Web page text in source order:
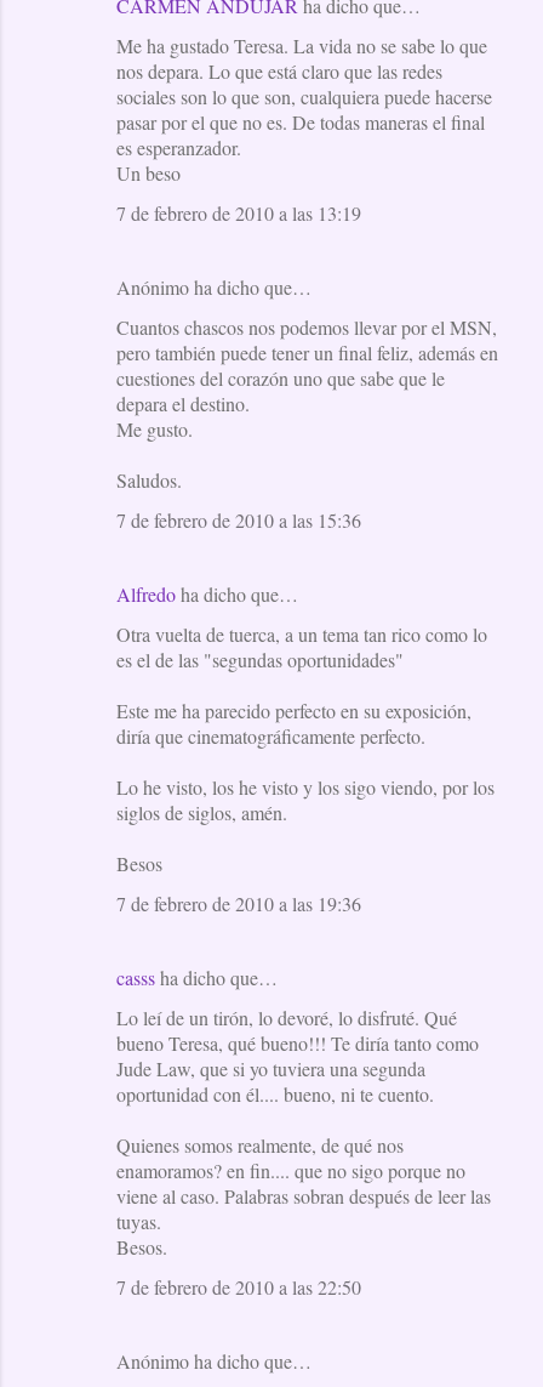
CARMEN ANDÚJAR ha dicho que…
Me ha gustado Teresa. La vida no se sabe lo que
nos depara. Lo que está claro que las redes
sociales son lo que son, cualquiera puede hacerse
pasar por el que no es. De todas maneras el final
es esperanzador.
Un beso
7 de febrero de 2010 a las 13:19
Anónimo ha dicho que…
Cuantos chascos nos podemos llevar por el MSN,
pero también puede tener un final feliz, además en
cuestiones del corazón uno que sabe que le
depara el destino.
Me gusto.
Saludos.
7 de febrero de 2010 a las 15:36
Alfredoha dicho que…
Otra vuelta de tuerca, a un tema tan rico como lo
es el de las "segundas oportunidades"
Este me ha parecido perfecto en su exposición,
diría que cinematográficamente perfecto.
Lo he visto, los he visto y los sigo viendo, por los
siglos de siglos, amén.
Besos
7 de febrero de 2010 a las 19:36
casssha dicho que…
Lo leí de un tirón, lo devoré, lo disfruté. Qué
bueno Teresa, qué bueno!!! Te diría tanto como
Jude Law, que si yo tuviera una segunda
oportunidad con él.... bueno, ni te cuento.
Quienes somos realmente, de qué nos
enamoramos? en fin.... que no sigo porque no
viene al caso. Palabras sobran después de leer las
tuyas.
Besos.
7 de febrero de 2010 a las 22:50
Anónimo ha dicho que…